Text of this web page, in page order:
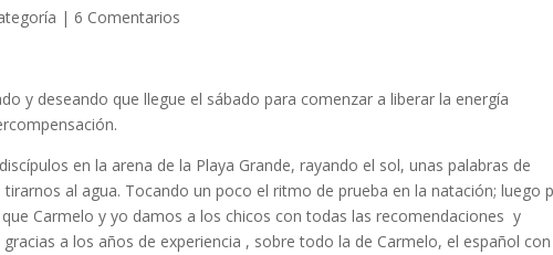
|6 Comentarios
y deseando que llegue el sábado para comenzar a liberar la energía
en la arena de la Playa Grande, rayando el sol, unas palabras de
al agua. Tocando un poco el ritmo de prueba en la natación; luego
Carmelo y yo damos a los chicos con todas las recomendaciones y
a los años de experiencia , sobre todo la de Carmelo, el español con